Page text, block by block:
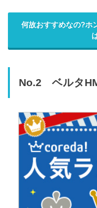
何故おすすめなの?ホ
No.2 ベルタ